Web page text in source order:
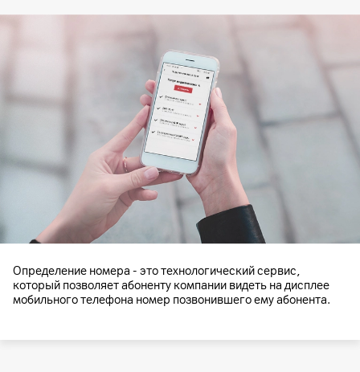
Определение номера - это технологический сервис,
который позволяет абоненту компании видеть на дисплее
мобильного телефона номер позвонившего ему абонента.